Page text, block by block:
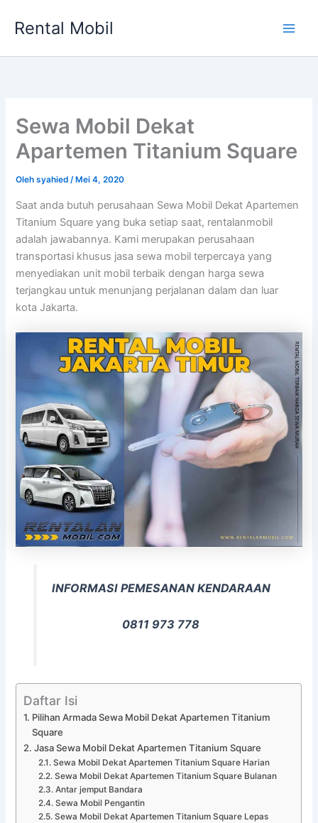
Rental Mobil
Sewa Mobil Dekat
Apartemen Titanium Square
Olehsyahied/ Mei 4, 2020
Saat anda butuh perusahaan Sewa Mobil Dekat Apartemen
Titanium Square yang buka setiap saat, rentalanmobil
adalah jawabannya. Kami merupakan perusahaan
transportasi khusus jasa sewa mobil terpercaya yang
menyediakan unit mobil terbaik dengan harga sewa
terjangkau untuk menunjang perjalanan dalam dan luar
kota Jakarta.
INFORMASI PEMESANAN KENDARAAN
0811 973 778
Daftar Isi
Pilihan Armada Sewa Mobil Dekat Apartemen Titanium
Square
Jasa Sewa Mobil Dekat Apartemen Titanium Square
Sewa Mobil Dekat Apartemen Titanium Square Harian
Sewa Mobil Dekat Apartemen Titanium Square Bulanan
Antar jemput Bandara
Sewa Mobil Pengantin
Sewa Mobil Dekat Apartemen Titanium Square Lepas